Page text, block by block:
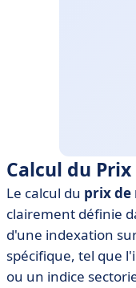
Calcul du
Le calcul du prix de
clairement définie
d'une indexation
spécifique, tel que
ou un indice